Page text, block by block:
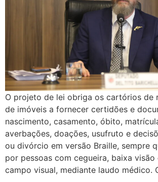
O projeto de lei obriga os cartórios de
de imóveis a fornecer certidões e
nascimento, casamento, óbito,
averbações, doações, usufruto e
ou divórcio em versão Braille, sempre
por pessoas com cegueira, baixa
campo visual, mediante laudo médico.